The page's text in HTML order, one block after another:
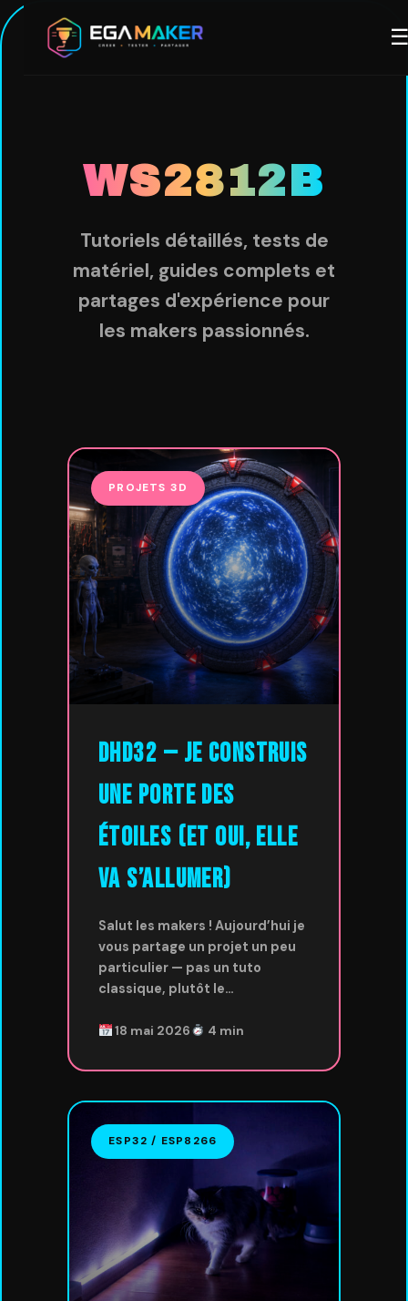
Aller
WS2812B
Tutoriels détaillés, tests de
matériel, guides complets et
partages d'expérience pour
les makers passionnés.
PROJETS 3D
DHD32 — Je construis
une Porte des
Étoiles (et oui, elle
va s’allumer)
Salut les makers ! Aujourd’hui je
vous partage un projet un peu
particulier — pas un tuto
classique, plutôt le…
18 mai 2026 4 min
ESP32 / ESP8266